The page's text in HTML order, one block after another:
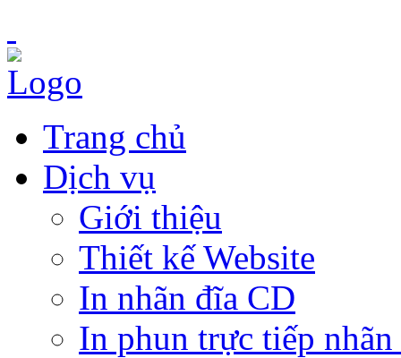
Trang chủ
Dịch vụ
Giới thiệu
Thiết kế Website
In nhãn đĩa CD
In phun trực tiếp